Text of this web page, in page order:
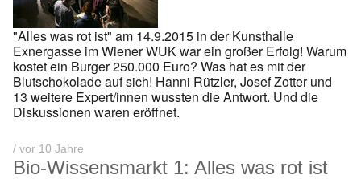
"Alles was rot ist" am 14.9.2015 in der Kunsthalle
Exnergasse im Wiener WUK war ein großer Erfolg! Warum
kostet ein Burger 250.000 Euro? Was hat es mit der
Blutschokolade auf sich! Hanni Rützler, Josef Zotter und
13 weitere Expert/innen wussten die Antwort. Und die
Diskussionen waren eröffnet.
/ vor 10 Jahre
Bio-Wissensmarkt 1: Alles was rot ist